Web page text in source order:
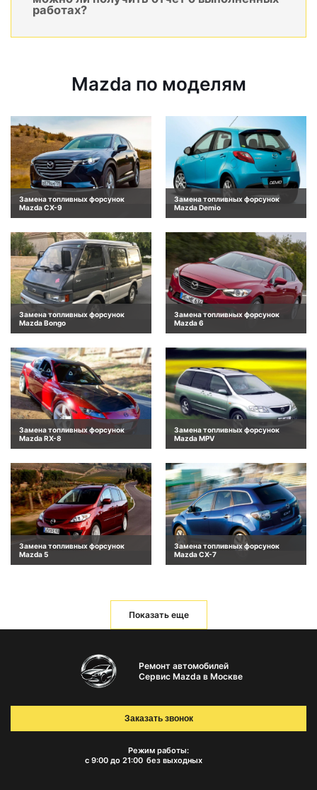
работах?
Mazda по моделям
Замена топливных форсунок
Mazda CX-9
Замена топливных форсунок
Mazda Demio
Замена топливных форсунок
Mazda Bongo
Замена топливных форсунок
Mazda 6
Замена топливных форсунок
Mazda RX-8
Замена топливных форсунок
Mazda MPV
Замена топливных форсунок
Mazda 5
Замена топливных форсунок
Mazda CX-7
Показать еще
Ремонт автомобилей
Сервис Mazda в Москве
Режим работы:
с 9:00 до 21:00 без выходных
Заказать звонок